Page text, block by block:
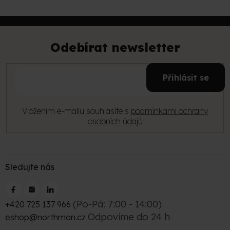
Odebírat newsletter
Vložením e-mailu souhlasíte s podmínkami ochrany
osobních údajů
Přihlásit se
Sledujte nás
+420 725 137 966 (Po-Pá: 7:00 - 14:00)
eshop@northman.cz Odpovíme do 24 h